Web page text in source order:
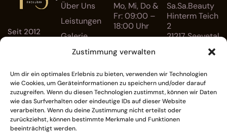
Zustimmung verwalten
Um dir ein optimales Erlebnis zu bieten, verwenden wir Technologien
wie Cookies, um Geräteinformationen zu speichern und/oder darauf
zuzugreifen. Wenn du diesen Technologien zustimmst, können wir Daten
wie das Surfverhalten oder eindeutige IDs auf dieser Website
verarbeiten. Wenn du deine Zustimmung nicht erteilst oder
zurückziehst, können bestimmte Merkmale und Funktionen
beeinträchtigt werden.
Seit 2012
Wohlbefinden
unserer
Kunden. Denn
egal ob jung
Über Uns
Leistungen
Galerie
FAQ
Mo, Mi, Do &
Fr: 09:00 –
18:00 Uhr
17:00 Uhr
14:00 Uhr
Sa.Sa.Beauty
Hinterm Teich
2
21217 Seevetal
info@sa-
sa-
beauty.de
+49 4105
555 879